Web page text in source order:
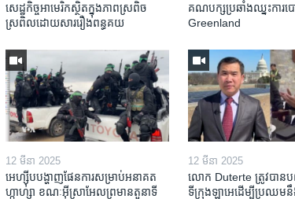
សេដ្ឋកិច្ច​អាមេរិក​ស្ថិត​ក្នុង​ភាពស្រពិច
ស្រពិល​ដោយសារ​រឿង​ពន្ធគយ
គណបក្ស​ប្រឆាំង​ឈ្នះ​ការប
Greenland
12 មីនា 2025
អេហ្ស៊ីប​បង្ហាញ​ផែនការ​សម្រាប់​អនាគត​
ហ្កាហ្សា ខណៈ​អ៊ីស្រាអែល​ព្រមាន​តួនាទី​
12 មីនា 2025
លោក Duterte ត្រូវ​បាន​ប
ទីក្រុងឡាអេ​ដើម្បី​ប្រឈម​នឹ